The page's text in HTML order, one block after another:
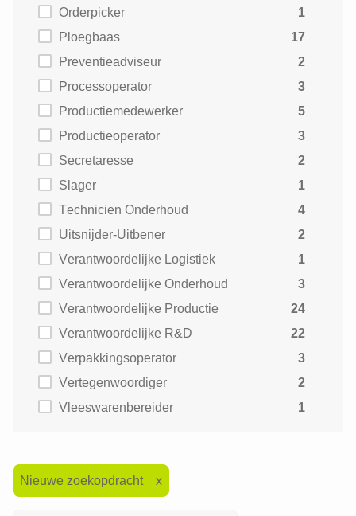
Orderpicker
1
Ploegbaas
17
Preventieadviseur
2
Processoperator
3
Productiemedewerker
5
Productieoperator
3
Secretaresse
2
Slager
1
Technicien Onderhoud
4
Uitsnijder-Uitbener
2
Verantwoordelijke Logistiek
1
Verantwoordelijke Onderhoud
3
Verantwoordelijke Productie
24
Verantwoordelijke R&D
22
Verpakkingsoperator
3
Vertegenwoordiger
2
Vleeswarenbereider
1
Nieuwe zoekopdracht